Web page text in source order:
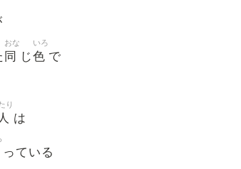
同
おな
じ色
いろ
で
り
は
っている